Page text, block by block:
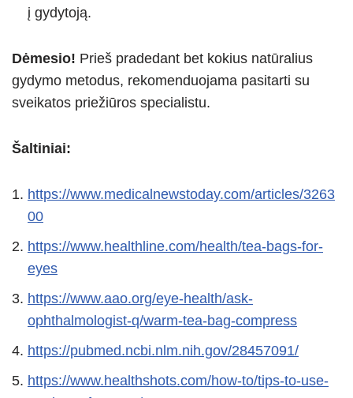
į gydytoją.
Dėmesio! Prieš pradedant bet kokius natūralius
gydymo metodus, rekomenduojama pasitarti su
sveikatos priežiūros specialistu.
Šaltiniai:
https://www.medicalnewstoday.com/articles/3263
00
https://www.healthline.com/health/tea-bags-for-
eyes
https://www.aao.org/eye-health/ask-
ophthalmologist-q/warm-tea-bag-compress
https://pubmed.ncbi.nlm.nih.gov/28457091/
https://www.healthshots.com/how-to/tips-to-use-